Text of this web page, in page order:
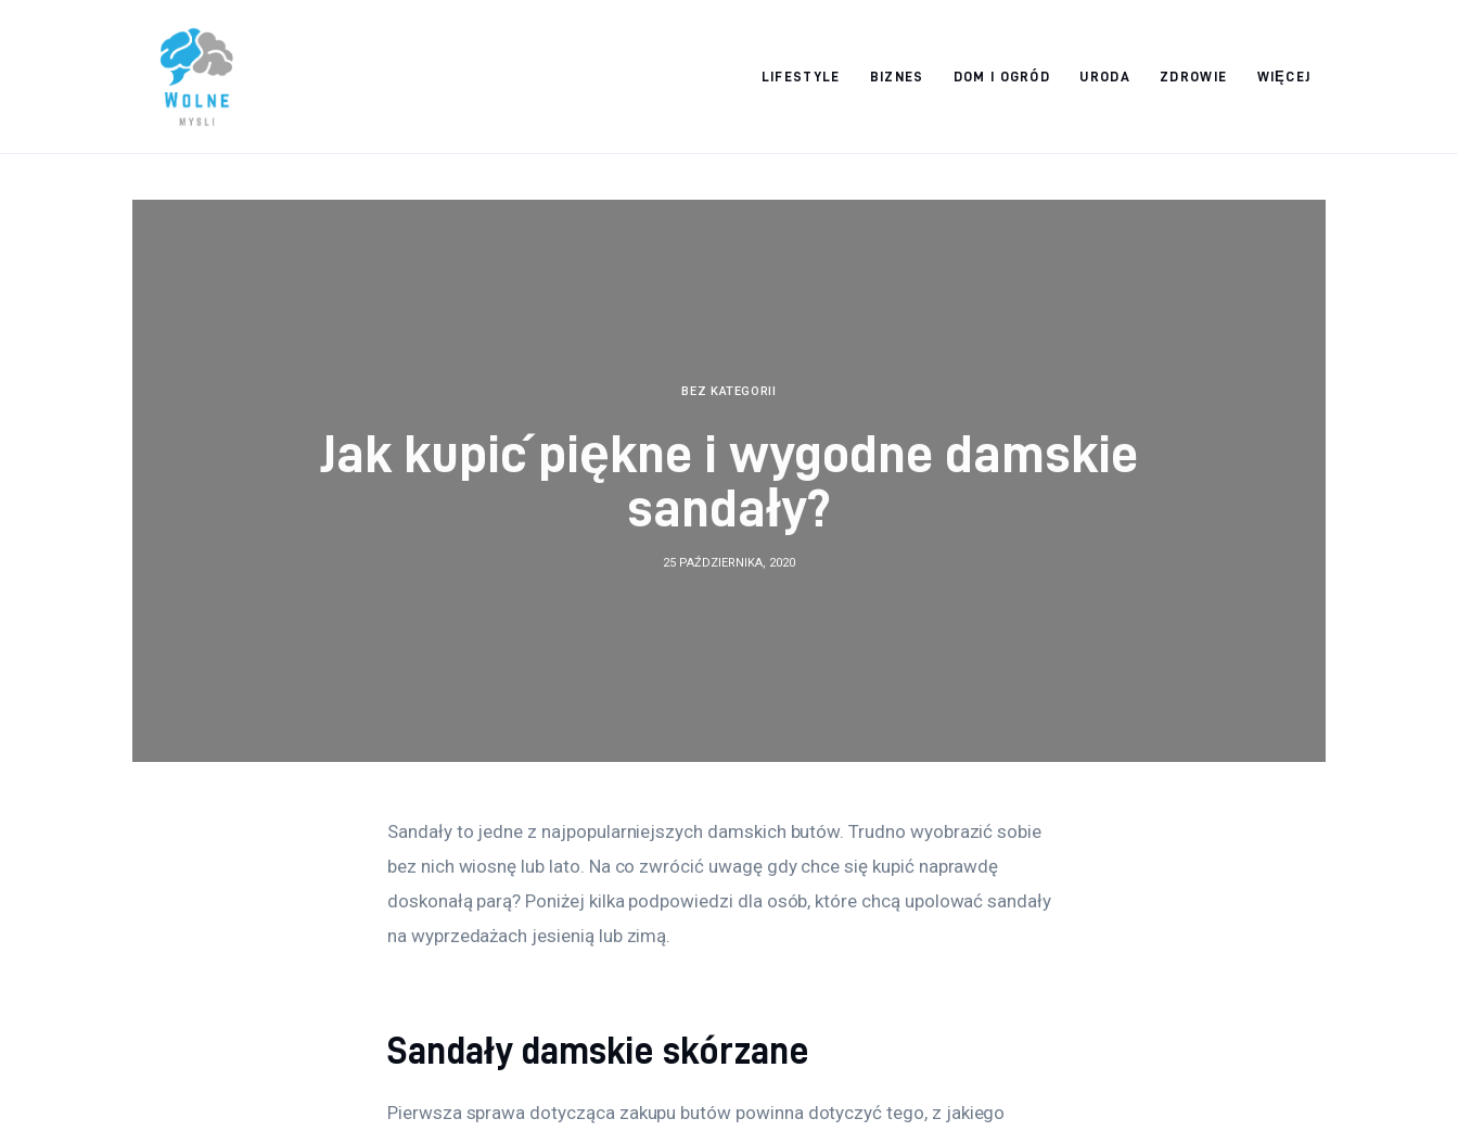
LIFESTYLE BIZNES DOM I OGRÓD URODA ZDROWIE WIĘCEJ
Vacation Dreams
BEZ KATEGORII
Jak kupić piękne i wygodne damskie
sandały?
25 PAŹDZIERNIKA, 2020
Sandały to jedne z najpopularniejszych damskich butów. Trudno wyobrazić sobie
bez nich wiosnę lub lato. Na co zwrócić uwagę gdy chce się kupić naprawdę
doskonałą parą? Poniżej kilka podpowiedzi dla osób, które chcą upolować sandały
na wyprzedażach jesienią lub zimą.
Sandały damskie skórzane
Pierwsza sprawa dotycząca zakupu butów powinna dotyczyć tego, z jakiego